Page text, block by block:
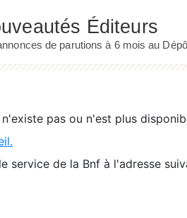
pas ou n'est plus
service de la Bnf à l'adresse